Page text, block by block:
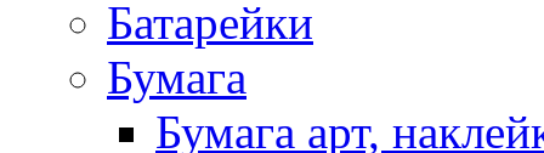
Батарейки
Бумага
Бумага арт,